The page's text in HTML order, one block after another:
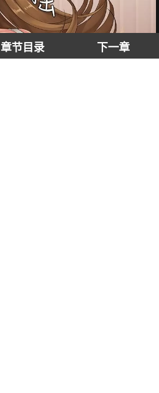
章节目录 下一章